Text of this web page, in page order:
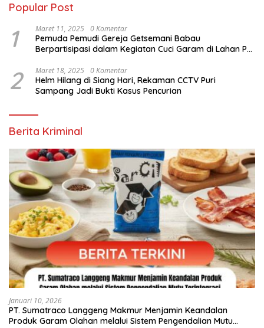
Popular Post
1 Maret 11, 2025 0 Komentar
Pemuda Pemudi Gereja Getsemani Babau
Berpartisipasi dalam Kegiatan Cuci Garam di Lahan PT.
Kegiatan Paskah
2 Maret 18, 2025 0 Komentar
Helm Hilang di Siang Hari, Rekaman CCTV Puri
Sampang Jadi Bukti Kasus Pencurian
Berita Kriminal
Januari 10, 2026
PT. Sumatraco Langgeng Makmur Menjamin Keandalan
Produk Garam Olahan melalui Sistem Pengendalian Mutu